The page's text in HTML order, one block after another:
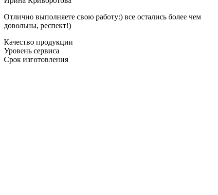
Отлично выполняете свою работу:) все остались более чем
довольны, респект!)
Качество продукции
Уровень сервиса
Срок изготовления